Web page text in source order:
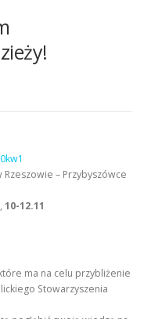
Rzeszowie – Przybyszówce
10-12.11
ma na celu przybliżenie
Stowarzyszenia